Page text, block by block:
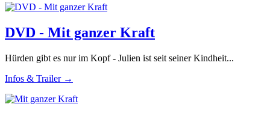
DVD - Mit ganzer Kraft
Hürden gibt es nur im Kopf - Julien ist seit seiner Kindheit...
Infos & Trailer →